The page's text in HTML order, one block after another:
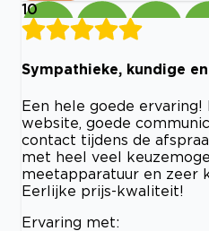
10
Sympathieke, kundige
Een hele goede
website, goede
contact tijdens de
met heel veel
meetapparatuur en zeer
Eerlijke prijs-kwaliteit!
Ervaring met: